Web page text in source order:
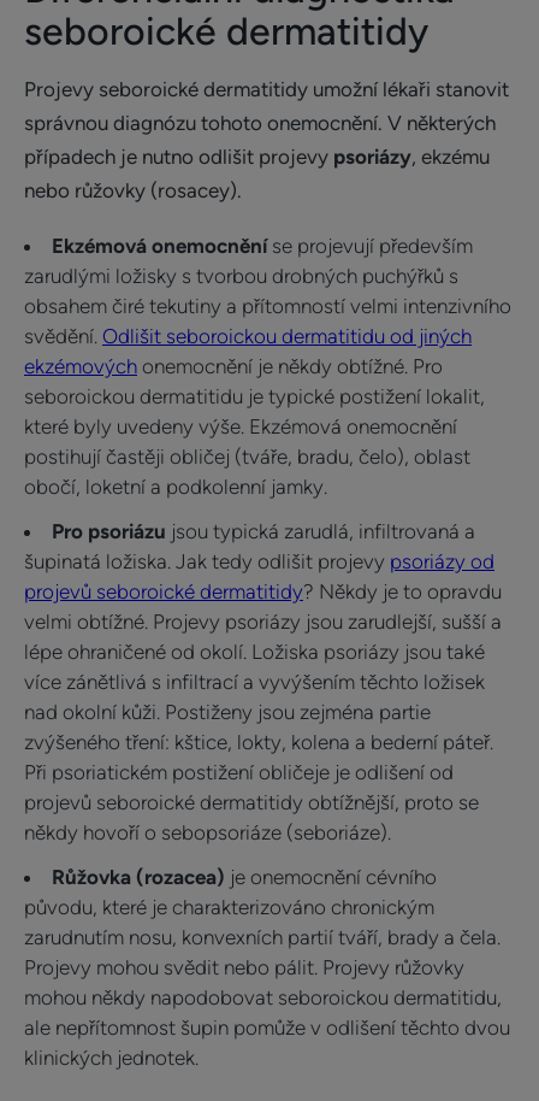
seboroické dermatitidy
Projevy seboroické dermatitidy umožní lékaři stanovit
správnou diagnózu tohoto onemocnění. V některých
případech je nutno odlišit projevy psoriázy, ekzému
nebo růžovky (rosacey).
Ekzémová onemocnění se projevují především
zarudlými ložisky s tvorbou drobných puchýřků s
obsahem čiré tekutiny a přítomností velmi intenzivního
svědění. Odlišit seboroickou dermatitidu od jiných
ekzémových onemocnění je někdy obtížné. Pro
seboroickou dermatitidu je typické postižení lokalit,
které byly uvedeny výše. Ekzémová onemocnění
postihují častěji obličej (tváře, bradu, čelo), oblast
obočí, loketní a podkolenní jamky.
Pro psoriázu jsou typická zarudlá, infiltrovaná a
šupinatá ložiska. Jak tedy odlišit projevy psoriázy od
projevů seboroické dermatitidy? Někdy je to opravdu
velmi obtížné. Projevy psoriázy jsou zarudlejší, sušší a
lépe ohraničené od okolí. Ložiska psoriázy jsou také
více zánětlivá s infiltrací a vyvýšením těchto ložisek
nad okolní kůži. Postiženy jsou zejména partie
zvýšeného tření: kštice, lokty, kolena a bederní páteř.
Při psoriatickém postižení obličeje je odlišení od
projevů seboroické dermatitidy obtížnější, proto se
někdy hovoří o sebopsoriáze (seboriáze).
Růžovka (rozacea) je onemocnění cévního
původu, které je charakterizováno chronickým
zarudnutím nosu, konvexních partií tváří, brady a čela.
Projevy mohou svědit nebo pálit. Projevy růžovky
mohou někdy napodobovat seboroickou dermatitidu,
ale nepřítomnost šupin pomůže v odlišení těchto dvou
klinických jednotek.